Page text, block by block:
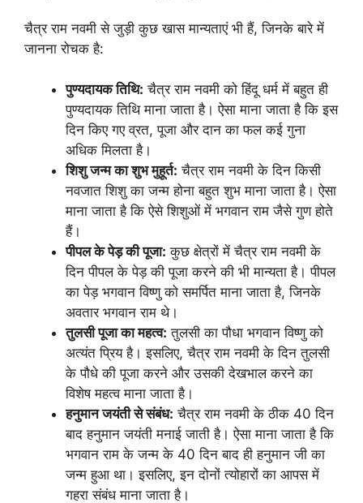
चैत्र राम नवमी से जुड़ी कुछ खास मान्यताएं भी हैं, जिनके बारे में
जानना रोचक है:
पुण्यदायक तिथि: चैत्र राम नवमी को हिंदू धर्म में बहुत ही
पुण्यदायक तिथि माना जाता है। ऐसा माना जाता है कि इस
दिन किए गए व्रत, पूजा और दान का फल कई गुना
अधिक मिलता है।
शिशु जन्म का शुभ मुहूर्त: चैत्र राम नवमी के दिन किसी
नवजात शिशु का जन्म होना बहुत शुभ माना जाता है। ऐसा
माना जाता है कि ऐसे शिशुओं में भगवान राम जैसे गुण होते
हैं।
पीपल के पेड़ की पूजा: कुछ क्षेत्रों में चैत्र राम नवमी के
दिन पीपल के पेड़ की पूजा करने की भी मान्यता है। पीपल
का पेड़ भगवान विष्णु को समर्पित माना जाता है, जिनके
अवतार भगवान राम थे।
तुलसी पूजा का महत्व: तुलसी का पौधा भगवान विष्णु को
अत्यंत प्रिय है। इसलिए, चैत्र राम नवमी के दिन तुलसी
के पौधे की पूजा करने और उसकी देखभाल करने का
विशेष महत्व माना जाता है।
हनुमान जयंती से संबंध: चैत्र राम नवमी के ठीक 40 दिन
बाद हनुमान जयंती मनाई जाती है। ऐसा माना जाता है कि
भगवान राम के जन्म के 40 दिन बाद ही हनुमान जी का
जन्म हुआ था। इसलिए, इन दोनों त्योहारों का आपस में
गहरा संबंध माना जाता है।